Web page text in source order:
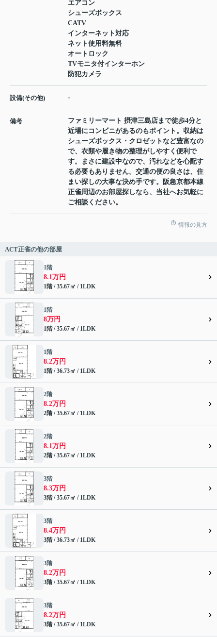
エアコン
シューズボックス
CATV
インターネット対応
ネット使用料無料
オートロック
TVモニタ付インターホン
防犯カメラ
設備(その他) -
備考
ファミリーマート 摂津三島店まで徒歩4分と
近場にコンビニがあるのもポイント。収納は
シューズボックス・クロゼットなど豊富なの
で、衣類や履き物の整理がしやすく便利で
す。まさに建設中なので、汚れなどを心配す
る必要もありません。交通の便の良さは、住
まい探しの大事な決め手です。阪急京都本線
正雀周辺のお部屋探しなら、当社へお気軽に
ご相談ください。
情報の見方
ACT正雀の他の部屋
1階
8.1万円
1階 / 35.67㎡ / 1LDK
1階
8万円
1階 / 35.67㎡ / 1LDK
1階
8.2万円
1階 / 36.73㎡ / 1LDK
2階
8.2万円
2階 / 35.67㎡ / 1LDK
2階
8.1万円
2階 / 35.67㎡ / 1LDK
3階
8.3万円
3階 / 35.67㎡ / 1LDK
3階
8.4万円
3階 / 36.73㎡ / 1LDK
3階
8.2万円
3階 / 35.67㎡ / 1LDK
3階
8.2万円
3階 / 35.67㎡ / 1LDK